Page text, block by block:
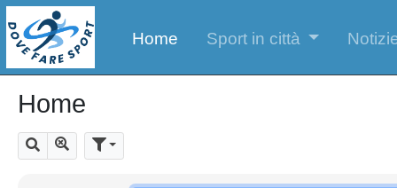
Home Sport in città
Home
Cerca Mostra tutti i risultati
Parametri di ricerca